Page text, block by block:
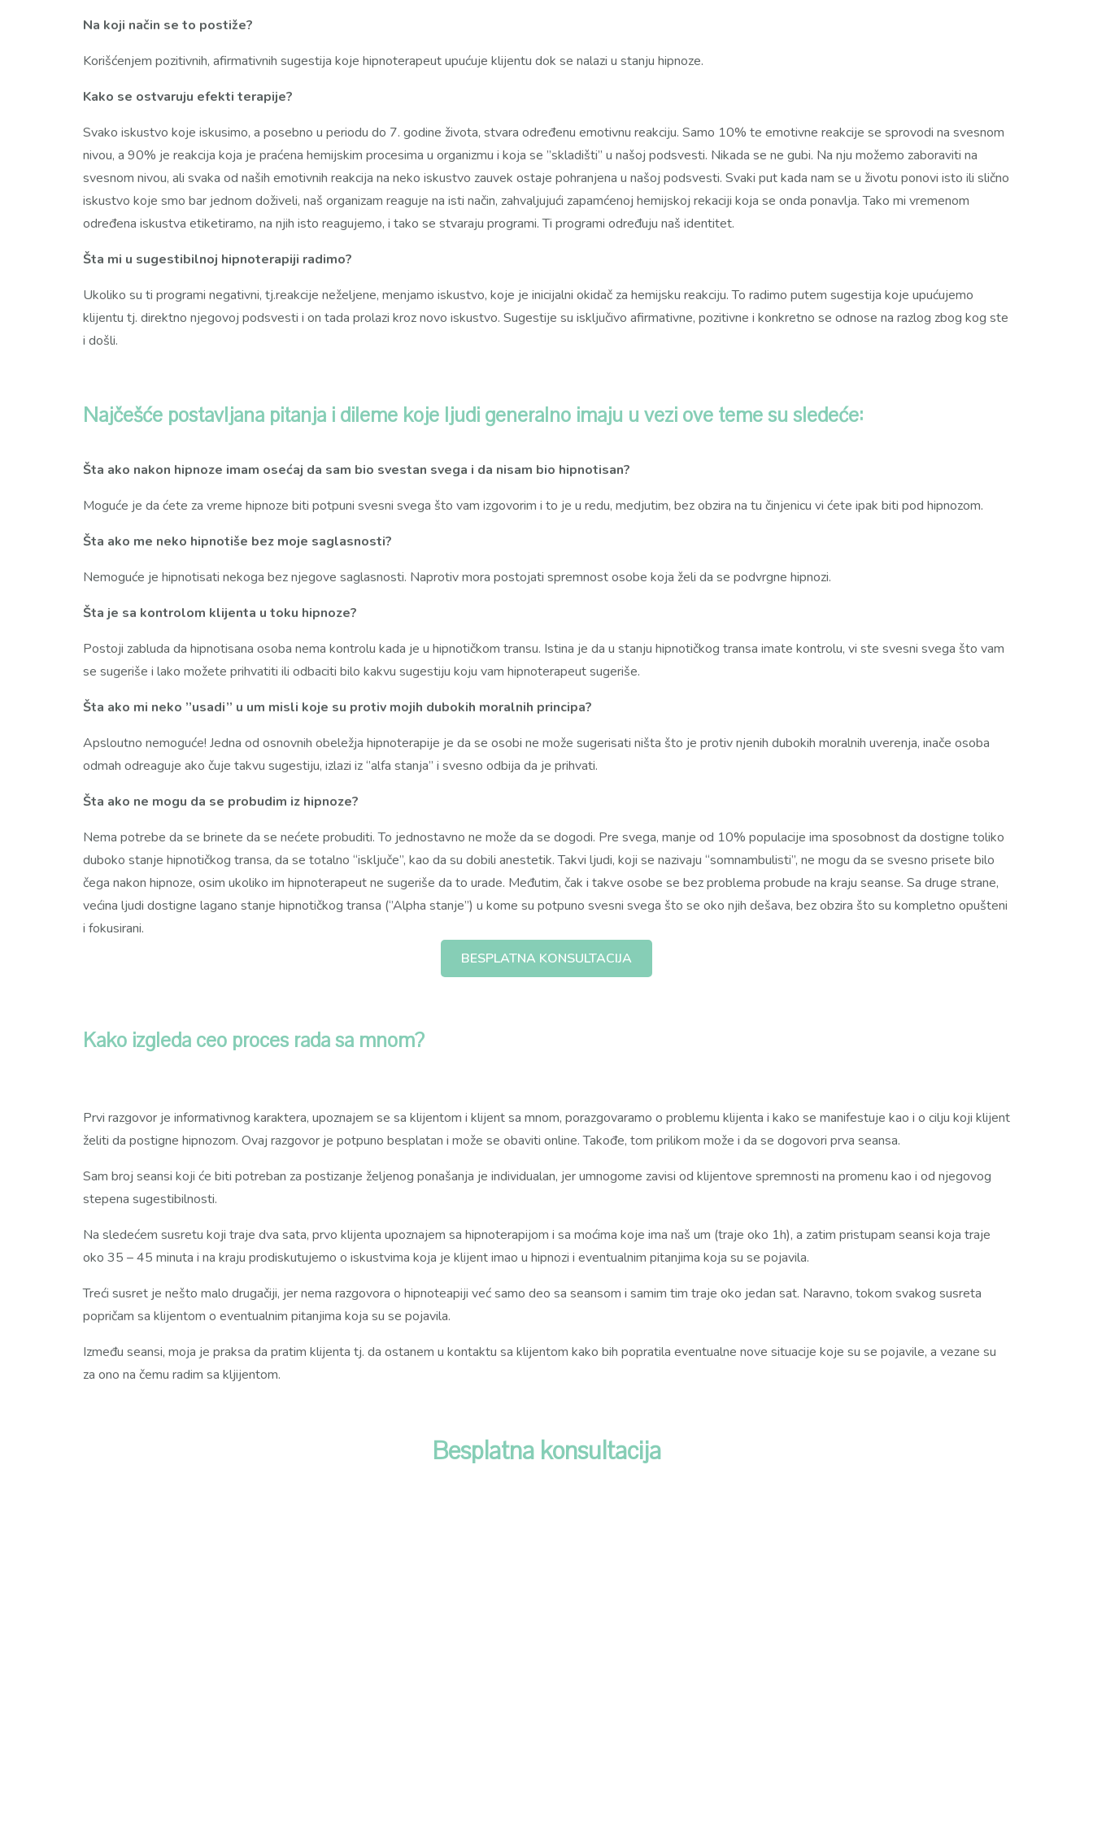
Na koji način se to postiže?
Korišćenjem pozitivnih, afirmativnih sugestija koje hipnoterapeut upućuje klijentu dok se nalazi u stanju hipnoze.
Kako se ostvaruju efekti terapije?
Svako iskustvo koje iskusimo, a posebno u periodu do 7. godine života, stvara određenu emotivnu reakciju. Samo 10% te emotivne reakcije se sprovodi na svesnom
nivou, a 90% je reakcija koja je praćena hemijskim procesima u organizmu i koja se ’’skladišti’’ u našoj podsvesti. Nikada se ne gubi. Na nju možemo zaboraviti na
svesnom nivou, ali svaka od naših emotivnih reakcija na neko iskustvo zauvek ostaje pohranjena u našoj podsvesti. Svaki put kada nam se u životu ponovi isto ili slično
iskustvo koje smo bar jednom doživeli, naš organizam reaguje na isti način, zahvaljujući zapamćenoj hemijskoj rekaciji koja se onda ponavlja. Tako mi vremenom
određena iskustva etiketiramo, na njih isto reagujemo, i tako se stvaraju programi. Ti programi određuju naš identitet.
Šta mi u sugestibilnoj hipnoterapiji radimo?
Ukoliko su ti programi negativni, tj.reakcije neželjene, menjamo iskustvo, koje je inicijalni okidač za hemijsku reakciju. To radimo putem sugestija koje upućujemo
klijentu tj. direktno njegovoj podsvesti i on tada prolazi kroz novo iskustvo. Sugestije su isključivo afirmativne, pozitivne i konkretno se odnose na razlog zbog kog ste
i došli.
Najčešće postavljana pitanja i dileme koje ljudi generalno imaju u vezi ove teme su sledeće:
Šta ako nakon hipnoze imam osećaj da sam bio svestan svega i da nisam bio hipnotisan?
Moguće je da ćete za vreme hipnoze biti potpuni svesni svega što vam izgovorim i to je u redu, medjutim, bez obzira na tu činjenicu vi ćete ipak biti pod hipnozom.
Šta ako me neko hipnotiše bez moje saglasnosti?
Nemoguće je hipnotisati nekoga bez njegove saglasnosti. Naprotiv mora postojati spremnost osobe koja želi da se podvrgne hipnozi.
Šta je sa kontrolom klijenta u toku hipnoze?
Postoji zabluda da hipnotisana osoba nema kontrolu kada je u hipnotičkom transu. Istina je da u stanju hipnotičkog transa imate kontrolu, vi ste svesni svega što vam
se sugeriše i lako možete prihvatiti ili odbaciti bilo kakvu sugestiju koju vam hipnoterapeut sugeriše.
Šta ako mi neko ’’usadi’’ u um misli koje su protiv mojih dubokih moralnih principa?
Apsloutno nemoguće! Jedna od osnovnih obeležja hipnoterapije je da se osobi ne može sugerisati ništa što je protiv njenih dubokih moralnih uverenja, inače osoba
odmah odreaguje ako čuje takvu sugestiju, izlazi iz ‘’alfa stanja’’ i svesno odbija da je prihvati.
Šta ako ne mogu da se probudim iz hipnoze?
Nema potrebe da se brinete da se nećete probuditi. To jednostavno ne može da se dogodi. Pre svega, manje od 10% populacije ima sposobnost da dostigne toliko
duboko stanje hipnotičkog transa, da se totalno “isključe”, kao da su dobili anestetik. Takvi ljudi, koji se nazivaju “somnambulisti”, ne mogu da se svesno prisete bilo
čega nakon hipnoze, osim ukoliko im hipnoterapeut ne sugeriše da to urade. Međutim, čak i takve osobe se bez problema probude na kraju seanse. Sa druge strane,
većina ljudi dostigne lagano stanje hipnotičkog transa (‘’Alpha stanje’’) u kome su potpuno svesni svega što se oko njih dešava, bez obzira što su kompletno opušteni
i fokusirani.
BESPLATNA KONSULTACIJA
Kako izgleda ceo proces rada sa mnom?
Prvi razgovor je informativnog karaktera, upoznajem se sa klijentom i klijent sa mnom, porazgovaramo o problemu klijenta i kako se manifestuje kao i o cilju koji klijent
želiti da postigne hipnozom. Ovaj razgovor je potpuno besplatan i može se obaviti online. Takođe, tom prilikom može i da se dogovori prva seansa.
Sam broj seansi koji će biti potreban za postizanje željenog ponašanja je individualan, jer umnogome zavisi od klijentove spremnosti na promenu kao i od njegovog
stepena sugestibilnosti.
Na sledećem susretu koji traje dva sata, prvo klijenta upoznajem sa hipnoterapijom i sa moćima koje ima naš um (traje oko 1h), a zatim pristupam seansi koja traje
oko 35 – 45 minuta i na kraju prodiskutujemo o iskustvima koja je klijent imao u hipnozi i eventualnim pitanjima koja su se pojavila.
Treći susret je nešto malo drugačiji, jer nema razgovora o hipnoteapiji već samo deo sa seansom i samim tim traje oko jedan sat. Naravno, tokom svakog susreta
popričam sa klijentom o eventualnim pitanjima koja su se pojavila.
Između seansi, moja je praksa da pratim klijenta tj. da ostanem u kontaktu sa klijentom kako bih popratila eventualne nove situacije koje su se pojavile, a vezane su
za ono na čemu radim sa kljijentom.
Besplatna konsultacija